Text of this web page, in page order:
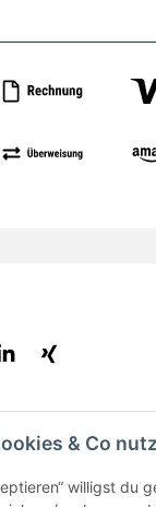
& Co
willigst du